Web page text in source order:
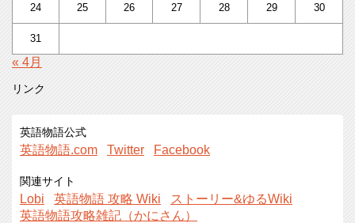
24 25 26 27 28 29 30
31
« 4月
リンク
英語物語公式
英語物語.com Twitter Facebook
関連サイト
Lobi 英語物語 攻略 Wiki
ストーリー&ゆるWiki
英語物語攻略雑記（かにさん）